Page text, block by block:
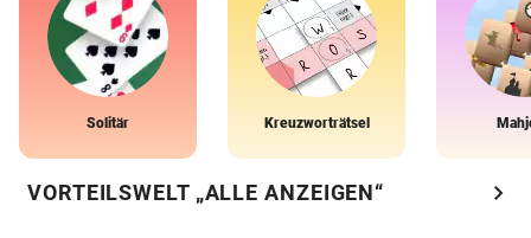
Solitär Kreuzworträtsel
VORTEILSWELT „ALLE ANZEIGEN“ chevron_right